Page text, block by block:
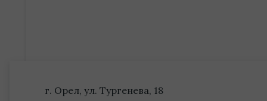
г. Орел, ул. Тургенева, 18